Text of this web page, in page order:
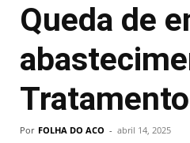
Queda de
Por FOLHA DO ACO - abril 14, 2025